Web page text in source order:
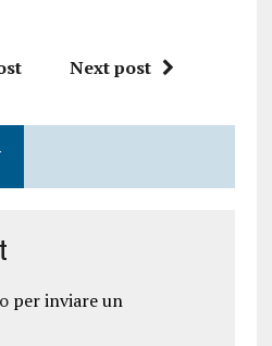
Next post
per inviare un